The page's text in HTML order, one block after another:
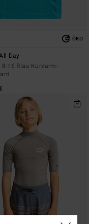
ÖKO
Day
16 Blau Kurzarm-